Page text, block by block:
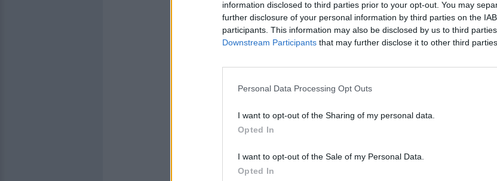
information disclosed to third parties prior to your opt-out. You may
further disclosure of your personal information by third parties on the
participants. This information may also be disclosed by us to third
Downstream Participants that may further disclose it to other third parties.
Personal Data Processing Opt Outs
I want to opt-out of the Sharing of my personal data.
Opted In
I want to opt-out of the Sale of my Personal Data.
Opted In